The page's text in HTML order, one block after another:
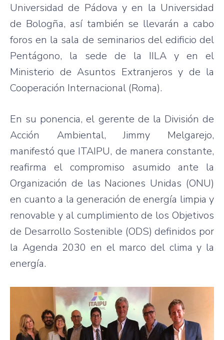
Universidad de Pádova y en la Universidad
de Bologña, así también se llevarán a cabo
foros en la sala de seminarios del edificio del
Pentágono, la sede de la IILA y en el
Ministerio de Asuntos Extranjeros y de la
Cooperación Internacional (Roma).
En su ponencia, el gerente de la División de
Acción Ambiental, Jimmy Melgarejo,
manifestó que ITAIPU, de manera constante,
reafirma el compromiso asumido ante la
Organización de las Naciones Unidas (ONU)
en cuanto a la generación de energía limpia y
renovable y al cumplimiento de los Objetivos
de Desarrollo Sostenible (ODS) definidos por
la Agenda 2030 en el marco del clima y la
energía.